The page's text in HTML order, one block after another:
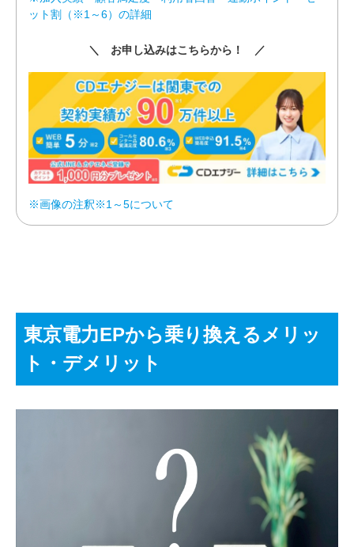
ット割（※1～6）の詳細
＼ お申し込みはこちらから！ ／
※画像の注釈※1～5について
東京電力EPから乗り換えるメリッ
ト・デメリット